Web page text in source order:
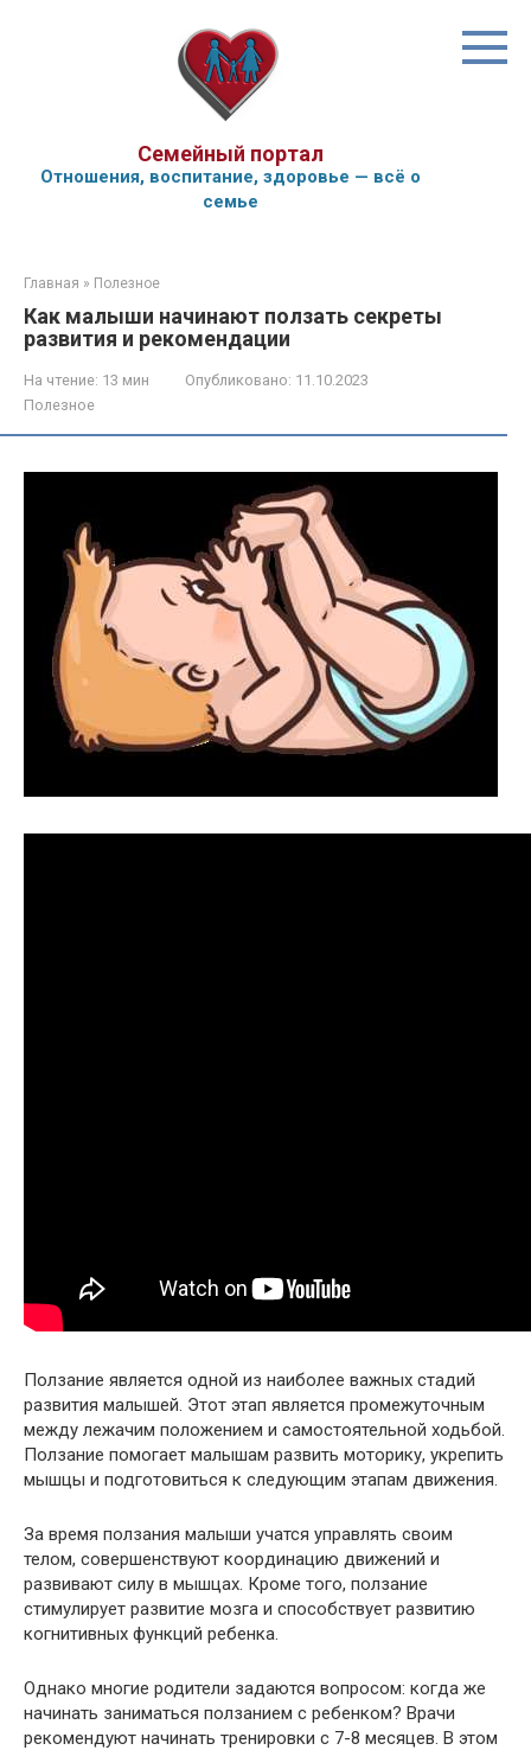
Семейный портал
Отношения, воспитание, здоровье — всё о
семье
Главная » Полезное
Как малыши начинают ползать секреты
развития и рекомендации
На чтение: 13 мин Опубликовано: 11.10.2023
Полезное
Ползание является одной из наиболее важных стадий
развития малышей. Этот этап является промежуточным
между лежачим положением и самостоятельной ходьбой.
Ползание помогает малышам развить моторику, укрепить
мышцы и подготовиться к следующим этапам движения.
За время ползания малыши учатся управлять своим
телом, совершенствуют координацию движений и
развивают силу в мышцах. Кроме того, ползание
стимулирует развитие мозга и способствует развитию
когнитивных функций ребенка.
Однако многие родители задаются вопросом: когда же
начинать заниматься ползанием с ребенком? Врачи
рекомендуют начинать тренировки с 7-8 месяцев. В этом